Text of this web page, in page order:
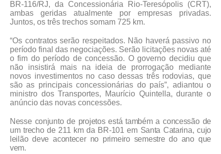
BR-116/RJ, da Concessionária Rio-Teresópolis (CRT),
ambas geridas atualmente por empresas privadas.
Juntos, os três trechos somam 725 km.
“Os contratos serão respeitados. Não haverá passivo no
período final das negociações. Serão licitações novas até
o fim do período de concessão. O governo decidiu que
não insistirá mais na ideia de prorrogação mediante
novos investimentos no caso dessas três rodovias, que
são as principais concessionárias do país”, adiantou o
ministro dos Transportes, Maurício Quintella, durante o
anúncio das novas concessões.
Nesse conjunto de projetos está também a concessão de
um trecho de 211 km da BR-101 em Santa Catarina, cujo
leilão deve acontecer no primeiro semestre do ano que
vem.